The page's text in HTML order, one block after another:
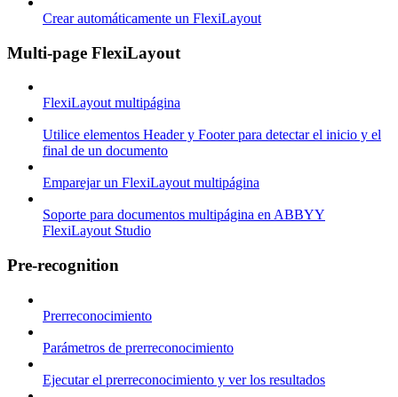
Crear automáticamente un FlexiLayout
Multi-page FlexiLayout
FlexiLayout multipágina
Utilice elementos Header y Footer para detectar el inicio y el
final de un documento
Emparejar un FlexiLayout multipágina
Soporte para documentos multipágina en ABBYY
FlexiLayout Studio
Pre-recognition
Prerreconocimiento
Parámetros de prerreconocimiento
Ejecutar el prerreconocimiento y ver los resultados